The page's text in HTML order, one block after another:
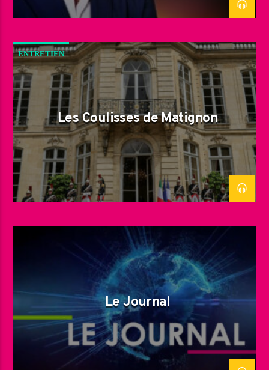
ENTRETIEN
Les Coulisses de Matignon
Le Journal